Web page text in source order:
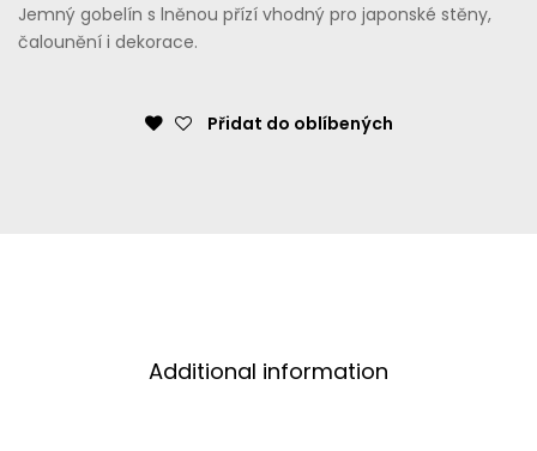
Jemný gobelín s lněnou přízí vhodný pro japonské stěny,
čalounění i dekorace.
Přidat do oblíbených
Additional information